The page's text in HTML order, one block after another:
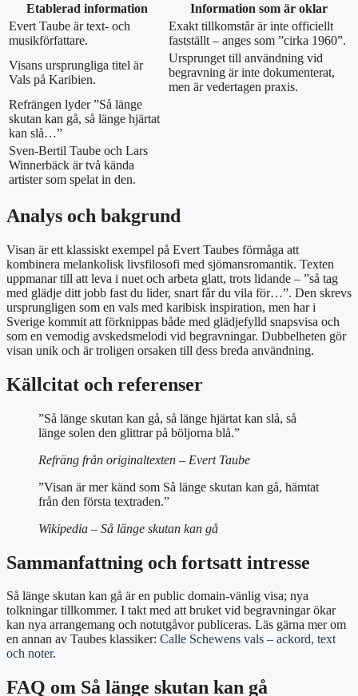
Etablerad information
Information som är oklar
Evert Taube är text‑ och
musikförfattare.
Exakt tillkomstår är inte officiellt
fastställt – anges som ”cirka 1960”.
Visans ursprungliga titel är
Vals på Karibien.
Ursprunget till användning vid
begravning är inte dokumenterat,
men är vedertagen praxis.
Refrängen lyder ”Så länge
skutan kan gå, så länge hjärtat
kan slå…”
Sven‑Bertil Taube och Lars
Winnerbäck är två kända
artister som spelat in den.
Analys och bakgrund
Visan är ett klassiskt exempel på Evert Taubes förmåga att
kombinera melankolisk livsfilosofi med sjömansromantik. Texten
uppmanar till att leva i nuet och arbeta glatt, trots lidande – ”så tag
med glädje ditt jobb fast du lider, snart får du vila för…”. Den skrevs
ursprungligen som en vals med karibisk inspiration, men har i
Sverige kommit att förknippas både med glädjefylld snapsvisa och
som en vemodig avskedsmelodi vid begravningar. Dubbelheten gör
visan unik och är troligen orsaken till dess breda användning.
Källcitat och referenser
”Så länge skutan kan gå, så länge hjärtat kan slå, så
länge solen den glittrar på böljorna blå.”
Refräng från originaltexten – Evert Taube
”Visan är mer känd som Så länge skutan kan gå, hämtat
från den första textraden.”
Wikipedia – Så länge skutan kan gå
Sammanfattning och fortsatt intresse
Så länge skutan kan gå är en public domain‑vänlig visa; nya
tolkningar tillkommer. I takt med att bruket vid begravningar ökar
kan nya arrangemang och notutgåvor publiceras. Läs gärna mer om
en annan av Taubes klassiker: Calle Schewens vals – ackord, text
och noter.
FAQ om Så länge skutan kan gå